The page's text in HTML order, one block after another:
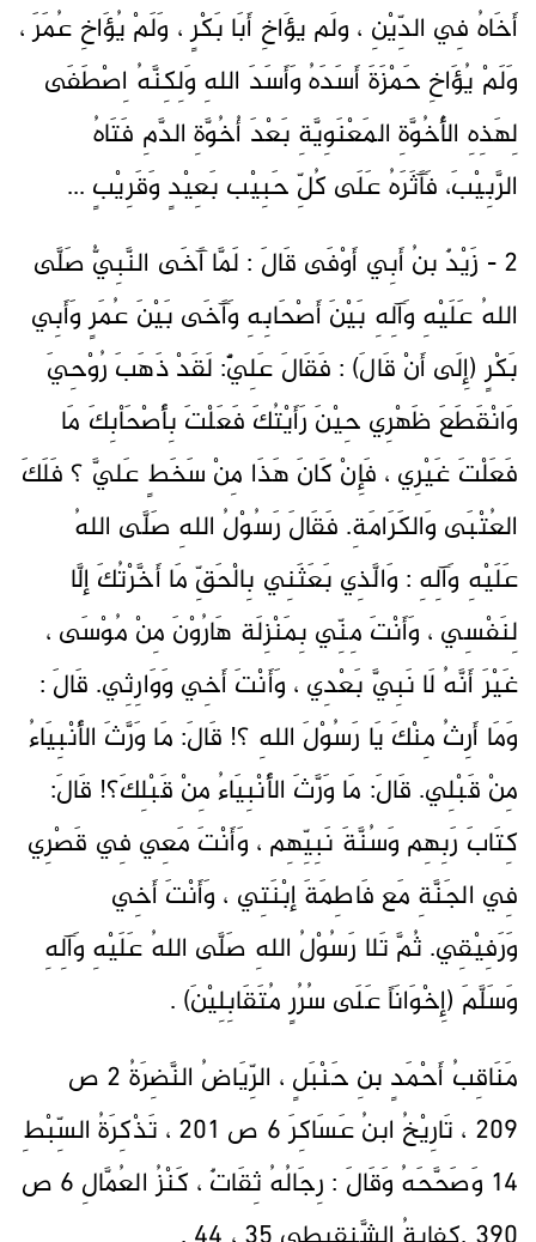
أَخَاهُ فِي الدِّيْنِ ، ولَم يؤَاخِ أَبَا بَكْرٍ ، وَلَمْ يُؤَاخِ عُمَرَ ،
وَلَمْ يُؤَاخِ حَمْزَةَ أَسَدَهُ وَأَسَدَ اللهِ وَلِكِنَّهُ اِصْطَفَى
لِهَذِهِ الأُخُوَّةِ المَعْنَوِيَّةِ بَعْدَ أُخُوَّةِ الدَّمِ فَتَاهُ
الرَّبِيْبَ، فَآَثَرَهُ عَلَى كُلِّ حَبِيْب بَعِيْدٍ وَقَرِيْبٍ ...
2 - زَيْدٌ بنُ أَبِي أَوْفَى قَالَ : لَمَّا آَخَى النَّبِيُّ صَلَّى
اللهُ عَلَيْهِ وَآلِهِ بَيْنَ أَصْحَابِهِ وَآَخَى بَيْنَ عُمَرٍ وَأَبِي
بَكْرٍ (إِلَى أَنْ قَالَ) : فَقَالَ عَلِيٌّ: لَقَدْ ذَهَبَ رُوْحِيَ
وَانْقَطَعَ ظَهْرِي حِيْنَ رَأَيْتُكَ فَعَلْتَ بِأَصْحَاْبِكَ مَا
فَعَلْتَ غَيْرِي ، فَإِنْ كَانَ هَذَا مِنْ سَخَطٍ عَليَّ ؟ فَلَكَ
العُتْبَى وَالكَرَامَةِ. فَقَالَ رَسُوْلُ اللهِ صَلَّى اللهُ
عَلَيْهِ وَآلِهِ : وَالَّذِي بَعَثَنِي بِالْحَقِّ مَا أَخَّرْتُكَ إلَّا
لِنَفْسِي ، وَأَنْتَ مِنِّي بِمَنْزِلَة هَارُوْنَ مِنْ مُوْسَى ،
غَيْرَ أَنَّهُ لَا نَبِيَّ بَعْدِي ، وَأَنْتَ أَخِي وَوَارِثِي. قَالَ :
وَمَا أَرِثُ مِنْكَ يَا رَسُوْلَ اللهِ ؟! قَالَ: مَا وَرَّثَ الأَنْبِيَاءُ
مِنْ قَبْلِي. قَالَ: مَا وَرَّثَ الأَنْبِيَاءُ مِنْ قَبْلِكَ؟! قَالَ:
كِتَابَ رَبِهِم وَسُنَّةَ نَبِيِّهِم ، وَأَنْتَ مَعِي فِي قَصْرِي
فِي الجَنَّةِ مَع فَاطِمَةَ إبْنَتِي ، وَأَنْتَ أَخِي
وَرَفِيْقِي. ثُمَّ تَلا رَسُوْلُ اللهِ صَلَّى اللهُ عَلَيْهِ وَآلِهِ
وَسَلَّمَ (إِخْوَانَاً عَلَى سُرُرٍ مُتَقَابِلِيْنَ) .
مَنَاقِبُ أَحْمَدٍ بنِ حَنْبَلٍ ، الرِّيَاضُ النَّضِرَةُ 2 ص
209 ، تَارِيْخُ ابنُ عَسَاكِرَ 6 ص 201 ، تَذْكِرَةُ السِّبْطِ
14 وَصَحَّحَهُ وَقَالَ : رِجَالُهُ ثِقَاتٌ ، كَنْزُ العُمَّالِ 6 ص